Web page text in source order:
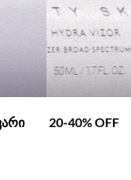
20-40% OFF